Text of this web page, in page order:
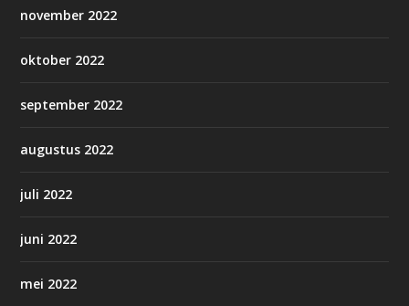
november 2022
oktober 2022
september 2022
augustus 2022
juli 2022
juni 2022
mei 2022